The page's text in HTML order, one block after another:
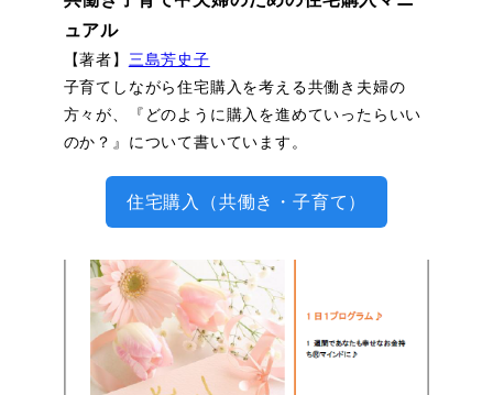
ュアル
【著者】 三島芳史子
子育てしながら住宅購入を考える共働き夫婦の
方々が、『どのように購入を進めていったらいい
のか？』について書いています。
住宅購入（共働き・子育て）